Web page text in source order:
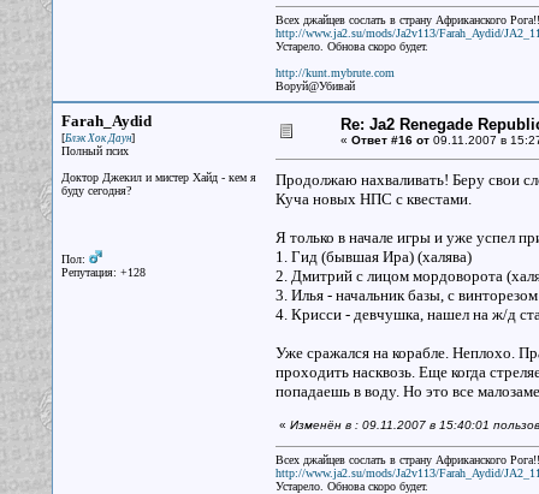
Всех джайцев сослать в страну Африканского
http://www.ja2.su/mods/Ja2v113/Farah_Aydid/
Устарело. Обнова скоро будет.
http://kunt.mybrute.com
Воруй@Убивай
Farah_Aydid
[Блэк Хок Даун]
Полный псих
Доктор Джекил и мистер Хайд - кем я
буду сегодня?
Пол:
Репутация: +128
Re: Ja2 Renegade
« Ответ #16 от09.11.2007 в
Продолжаю нахваливать! Беру свои
Куча новых НПС с квестами.
Я только в начале игры и уже успел
1. Гид (бывшая Ира) (халява)
2. Дмитрий с лицом мордоворота
3. Илья - начальник базы, с
4. Крисси - девчушка, нашел на ж/д
Уже сражался на корабле. Неплохо.
проходить насквозь. Еще когда
попадаешь в воду. Но это все
« Изменён в : 09.11.2007 в 15:40:01
Всех джайцев сослать в страну Африканского
http://www.ja2.su/mods/Ja2v113/Farah_Aydid/
Устарело. Обнова скоро будет.